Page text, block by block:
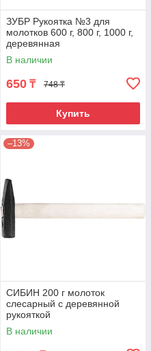
ЗУБР Рукоятка №3 для
молотков 600 г, 800 г, 1000 г,
деревянная
В наличии
650 ₸ 748 ₸
Купить
–13%
СИБИН 200 г молоток
слесарный с деревянной
рукояткой
В наличии